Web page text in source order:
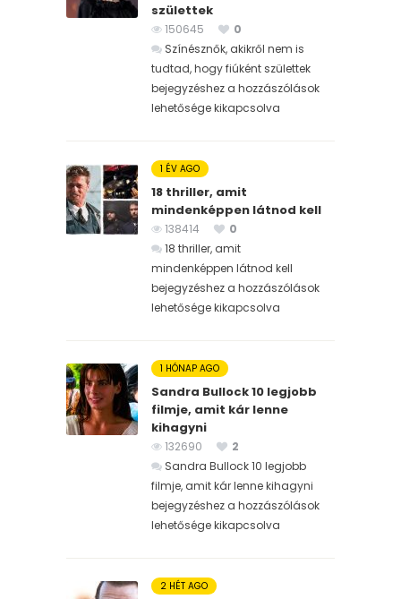
születtek
150645
0
Színésznők, akikről nem is
tudtad, hogy fiúként születtek
bejegyzéshez a hozzászólások
lehetősége kikapcsolva
1 ÉV AGO
18 thriller, amit
mindenképpen látnod kell
138414
0
18 thriller, amit
mindenképpen látnod kell
bejegyzéshez a hozzászólások
lehetősége kikapcsolva
1 HÓNAP AGO
Sandra Bullock 10 legjobb
filmje, amit kár lenne
kihagyni
132690
2
Sandra Bullock 10 legjobb
filmje, amit kár lenne kihagyni
bejegyzéshez a hozzászólások
lehetősége kikapcsolva
2 HÉT AGO